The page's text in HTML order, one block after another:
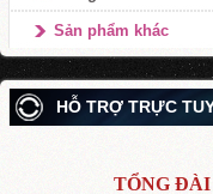
Sản phẩm khác
HỖ TRỢ TRỰC
TỔNG ĐÀI